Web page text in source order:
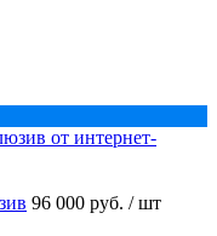
96 000 руб. / шт